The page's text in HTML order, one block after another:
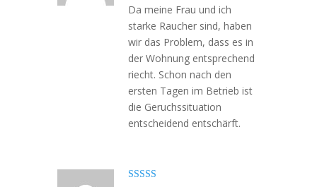
Da meine Frau und ich
starke Raucher sind, haben
wir das Problem, dass es in
der Wohnung entsprechend
riecht. Schon nach den
ersten Tagen im Betrieb ist
die Geruchssituation
entscheidend entschärft.